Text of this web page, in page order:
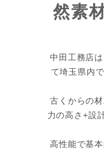
然素
中田工務店
て埼玉県内
古くからの
力の高さ+設
高性能で基